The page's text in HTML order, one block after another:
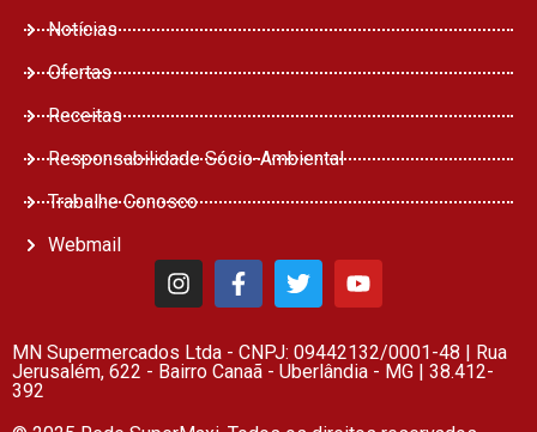
Notícias
Ofertas
Receitas
Responsabilidade Sócio-Ambiental
Trabalhe Conosco
Webmail
MN Supermercados Ltda - CNPJ: 09442132/0001-48 | Rua
Jerusalém, 622 - Bairro Canaã - Uberlândia - MG | 38.412-
392